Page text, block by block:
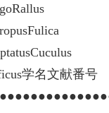
学名文献番号